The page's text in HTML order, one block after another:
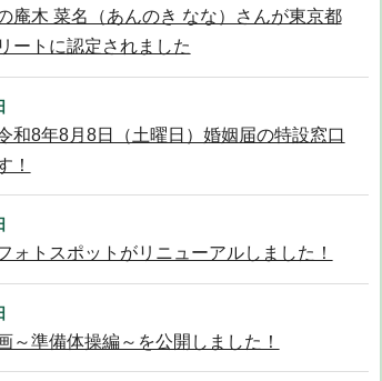
庵木 菜名（あんのき なな）さんが東京都
ートに認定されました
和8年8月8日（土曜日）婚姻届の特設窓口
！
ォトスポットがリニューアルしました！
～準備体操編～を公開しました！